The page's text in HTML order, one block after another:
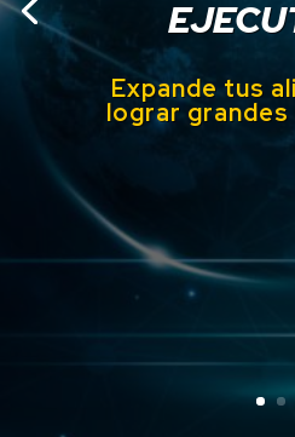
Expande tus
lograr grandes